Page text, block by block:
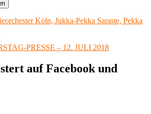
Köln, Jukka-Pekka Saraste, Pekka
PRESSE – 12. JULI 2018
auf Facebook und